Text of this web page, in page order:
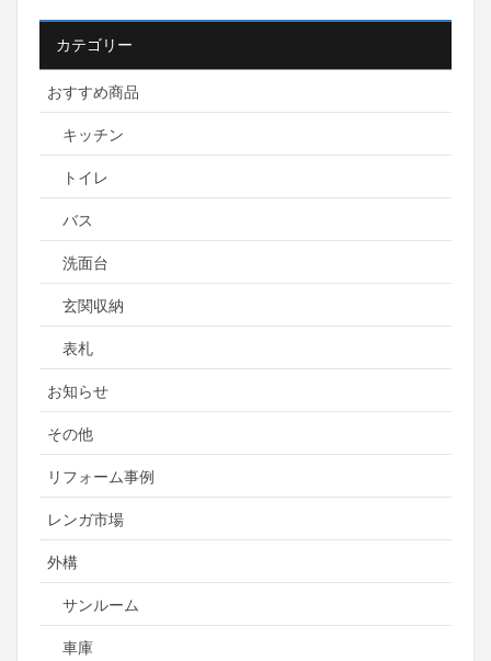
カテゴリー
おすすめ商品
キッチン
トイレ
バス
洗面台
玄関収納
表札
お知らせ
その他
リフォーム事例
レンガ市場
外構
サンルーム
車庫